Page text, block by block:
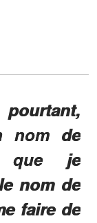
nom de
que je
nom de
faire de